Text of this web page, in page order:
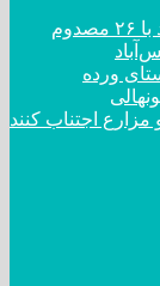
ورده
اجتناب کنند